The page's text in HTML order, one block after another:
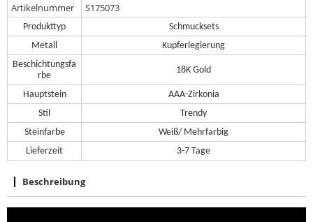
Artikelnummer S175073
Produkttyp
Schmucksets
Metall
Kupferlegierung
Beschichtungsfa
rbe
18K Gold
Hauptstein
AAA-Zirkonia
Stil
Trendy
Steinfarbe
Weiß/ Mehrfarbig
Lieferzeit
3-7 Tage
Beschreibung